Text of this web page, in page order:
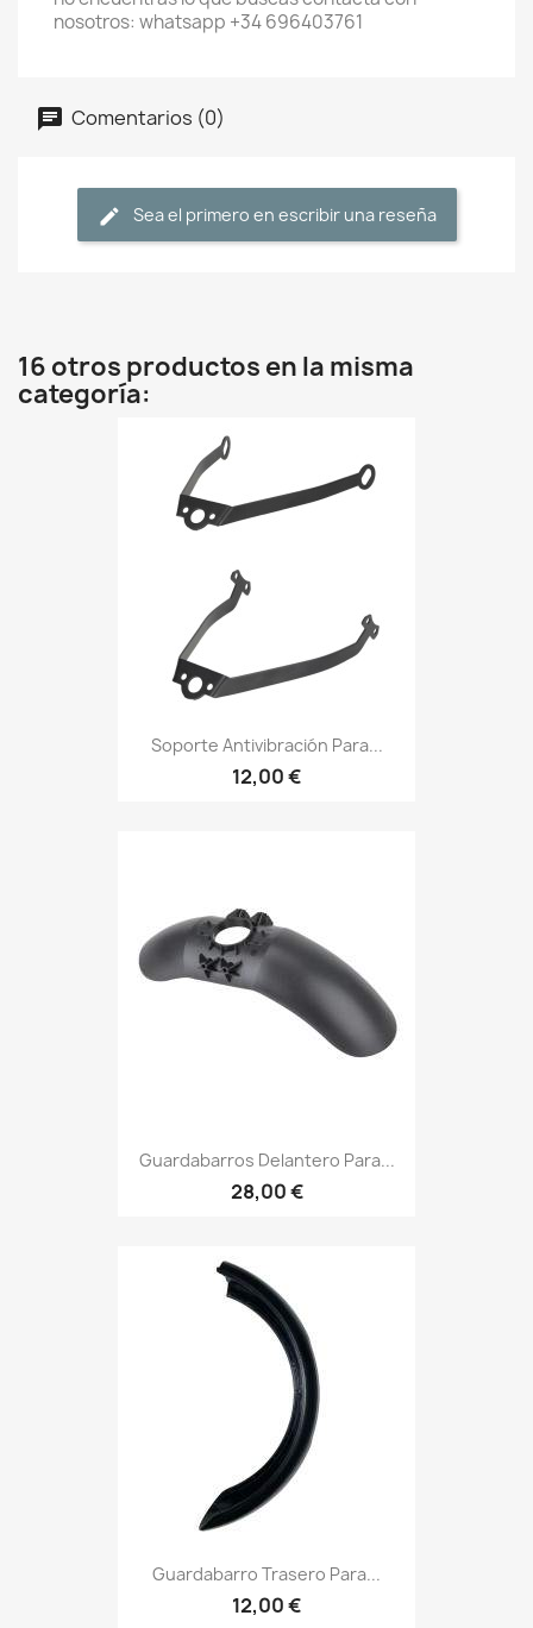
nosotros: whatsapp +34 696403761
Comentarios (0)
Sea el primero en escribir una reseña
16 otros productos en la misma
categoría:
Soporte Antivibración Para...
12,00 €
Guardabarros Delantero Para...
28,00 €
Guardabarro Trasero Para...
12,00 €